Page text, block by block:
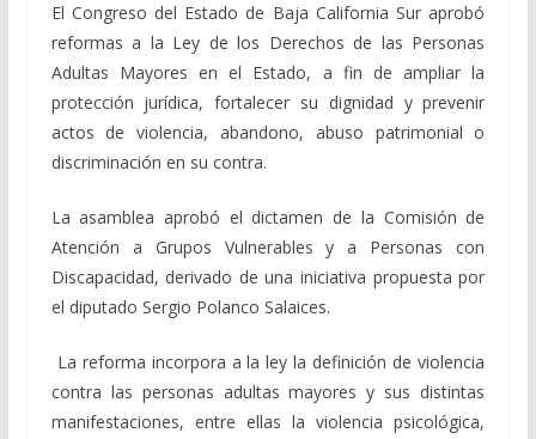
El Congreso del Estado de Baja California Sur aprobó
reformas a la Ley de los Derechos de las Personas
Adultas Mayores en el Estado, a fin de ampliar la
protección jurídica, fortalecer su dignidad y prevenir
actos de violencia, abandono, abuso patrimonial o
discriminación en su contra.
La asamblea aprobó el dictamen de la Comisión de
Atención a Grupos Vulnerables y a Personas con
Discapacidad, derivado de una iniciativa propuesta por
el diputado Sergio Polanco Salaices.
La reforma incorpora a la ley la definición de violencia
contra las personas adultas mayores y sus distintas
manifestaciones, entre ellas la violencia psicológica,